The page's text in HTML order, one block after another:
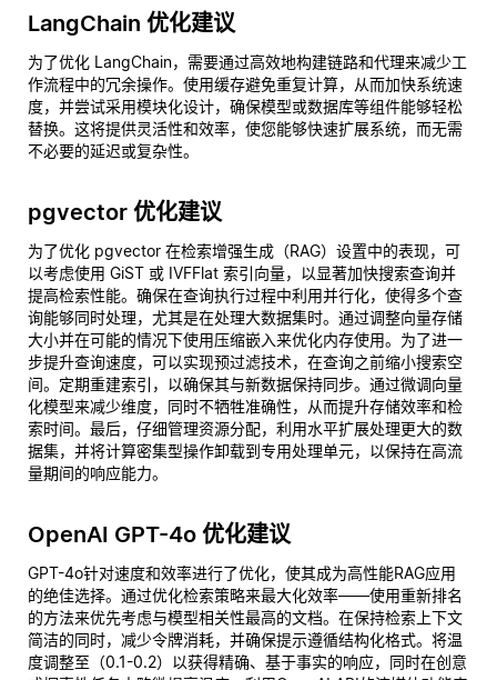
LangChain 优化建议
为了优化 LangChain，需要通过高效地构建链路和代理来减少工
作流程中的冗余操作。使用缓存避免重复计算，从而加快系统速
度，并尝试采用模块化设计，确保模型或数据库等组件能够轻松
替换。这将提供灵活性和效率，使您能够快速扩展系统，而无需
不必要的延迟或复杂性。
pgvector 优化建议
为了优化 pgvector 在检索增强生成（RAG）设置中的表现，可
以考虑使用 GiST 或 IVFFlat 索引向量，以显著加快搜索查询并
提高检索性能。确保在查询执行过程中利用并行化，使得多个查
询能够同时处理，尤其是在处理大数据集时。通过调整向量存储
大小并在可能的情况下使用压缩嵌入来优化内存使用。为了进一
步提升查询速度，可以实现预过滤技术，在查询之前缩小搜索空
间。定期重建索引，以确保其与新数据保持同步。通过微调向量
化模型来减少维度，同时不牺牲准确性，从而提升存储效率和检
索时间。最后，仔细管理资源分配，利用水平扩展处理更大的数
据集，并将计算密集型操作卸载到专用处理单元，以保持在高流
量期间的响应能力。
OpenAI GPT-4o 优化建议
GPT-4o针对速度和效率进行了优化，使其成为高性能RAG应用
的绝佳选择。通过优化检索策略来最大化效率——使用重新排名
的方法来优先考虑与模型相关性最高的文档。在保持检索上下文
简洁的同时，减少令牌消耗，并确保提示遵循结构化格式。将温
度调整至（0.1-0.2）以获得精确、基于事实的响应，同时在创意